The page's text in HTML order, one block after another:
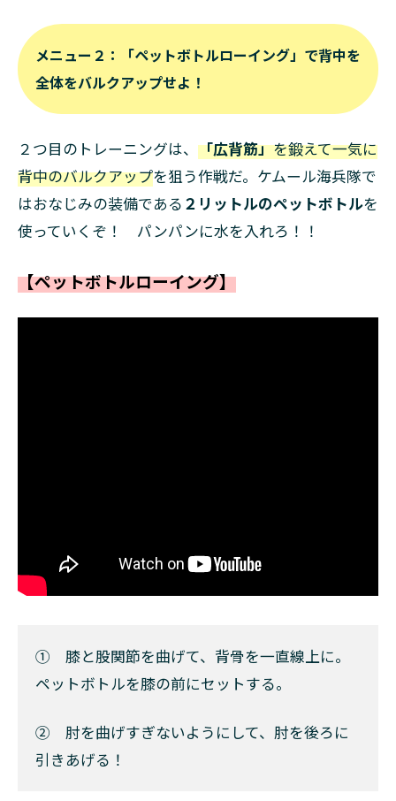
メニュー２：「ペットボトルローイング」で背中を
全体をバルクアップせよ！
２つ目のトレーニングは、 「広背筋」を鍛えて一気に
背中のバルクアップを狙う作戦だ。ケムール海兵隊で
はおなじみの装備である ２リットルのペットボトルを
使っていくぞ！ パンパンに水を入れろ！！
【ペットボトルローイング】
① 膝と股関節を曲げて、背骨を一直線上に。
ペットボトルを膝の前にセットする。
② 肘を曲げすぎないようにして、肘を後ろに
引きあげる！